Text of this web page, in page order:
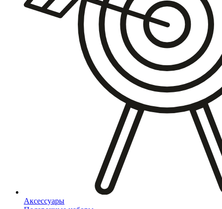
Аксессуары